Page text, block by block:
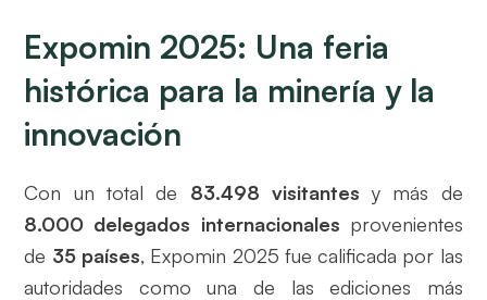
Expomin 2025: Una feria
histórica para la minería y la
innovación
Con un total de 83.498 visitantes y más de
8.000 delegados internacionales provenientes
de 35 países, Expomin 2025 fue calificada por las
autoridades como una de las ediciones más